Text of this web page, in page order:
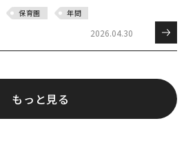
保育園 年間
2026.04.30
もっと見る